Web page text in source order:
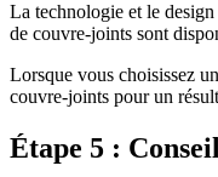
La technologie et le
de couvre-joints sont
Lorsque vous choisissez
couvre-joints pour un
Étape 5 :